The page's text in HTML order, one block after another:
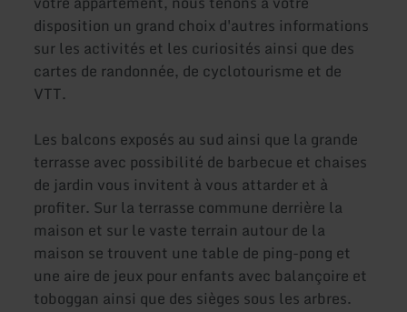
disposition un grand choix d'autres informations
sur les activités et les curiosités ainsi que des
cartes de randonnée, de cyclotourisme et de
VTT.
Les balcons exposés au sud ainsi que la grande
terrasse avec possibilité de barbecue et chaises
de jardin vous invitent à vous attarder et à
profiter. Sur la terrasse commune derrière la
maison et sur le vaste terrain autour de la
maison se trouvent une table de ping-pong et
une aire de jeux pour enfants avec balançoire et
toboggan ainsi que des sièges sous les arbres.